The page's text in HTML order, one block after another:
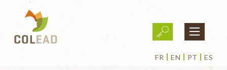
FR EN PT ES